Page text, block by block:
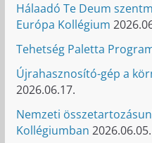
Hálaadó Te Deum
Európa Kollégium
Tehetség Paletta
Újrahasznosító-gép a
2026.06.17.
Nemzeti
Kollégiumban 2026.06.05.